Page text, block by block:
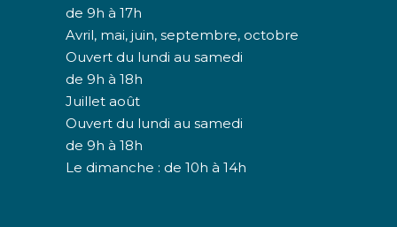
de 9h à 17h
Avril, mai, juin, septembre, octobre
Ouvert du lundi au samedi
de 9h à 18h
Juillet août
Ouvert du lundi au samedi
de 9h à 18h
Le dimanche : de 10h à 14h